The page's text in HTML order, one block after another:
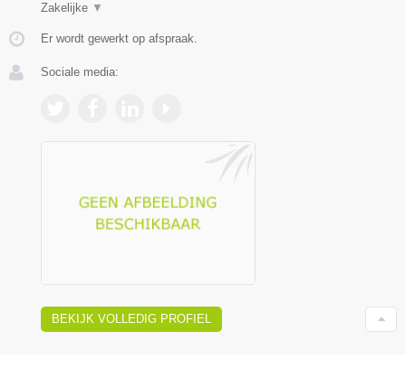
Zakelijke ▼
Er wordt gewerkt op afspraak.
Sociale media:
BEKIJK VOLLEDIG PROFIEL